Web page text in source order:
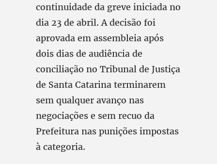
continuidade da greve iniciada no
dia 23 de abril. A decisão foi
aprovada em assembleia após
dois dias de audiência de
conciliação no Tribunal de Justiça
de Santa Catarina terminarem
sem qualquer avanço nas
negociações e sem recuo da
Prefeitura nas punições impostas
à categoria.